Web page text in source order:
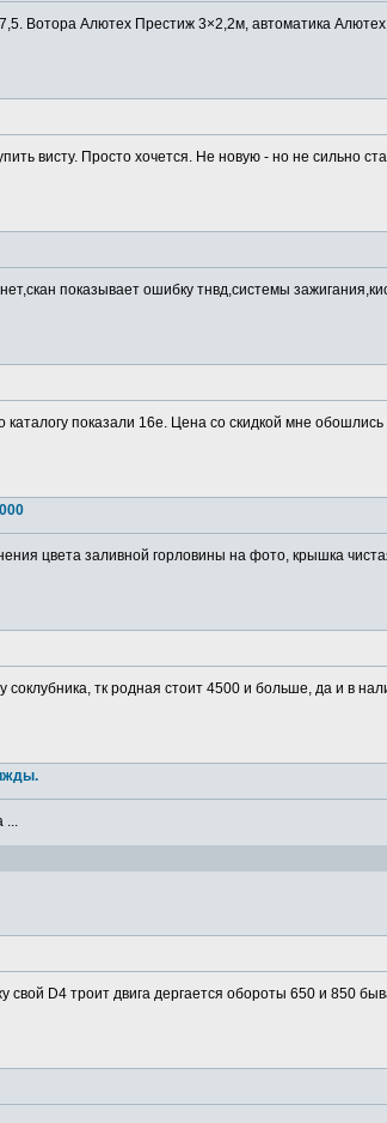
Вотора Алютех Престиж 3×2,2м, автоматика
висту. Просто хочется. Не новую - но не сильно
показывает ошибку тнвд,системы
каталогу показали 16е. Цена со скидкой мне
цвета заливной горловины на фото, крышка
соклубника, тк родная стоит 4500 и больше, да и в
...
свой D4 троит двига дергается обороты 650 и 850